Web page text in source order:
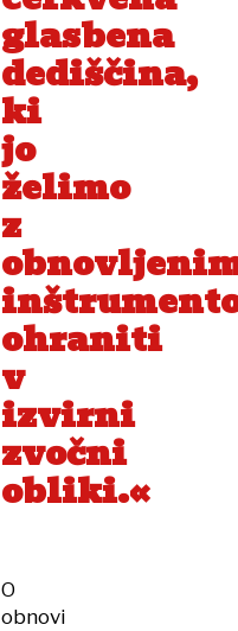
glasbena
dediščina,
ki
jo
želimo
z
ohraniti
v
izvirni
zvočni
obliki.«
O
obnovi